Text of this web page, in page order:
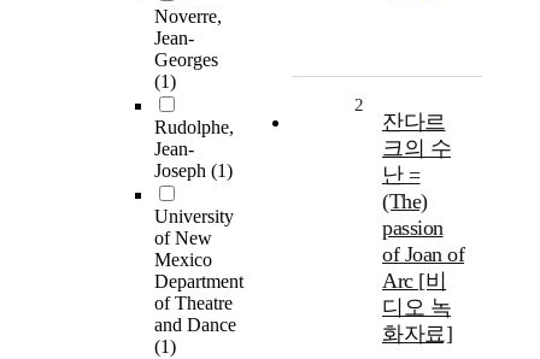
Noverre,
Jean-
Georges
(1)
Rudolphe,
Jean-
Joseph (1)
University
of New
Mexico
Department
of Theatre
and Dance
(1)
2
잔다르
크의 수
난 =
(The)
passion
of Joan of
Arc [비
디오 녹
화자료]